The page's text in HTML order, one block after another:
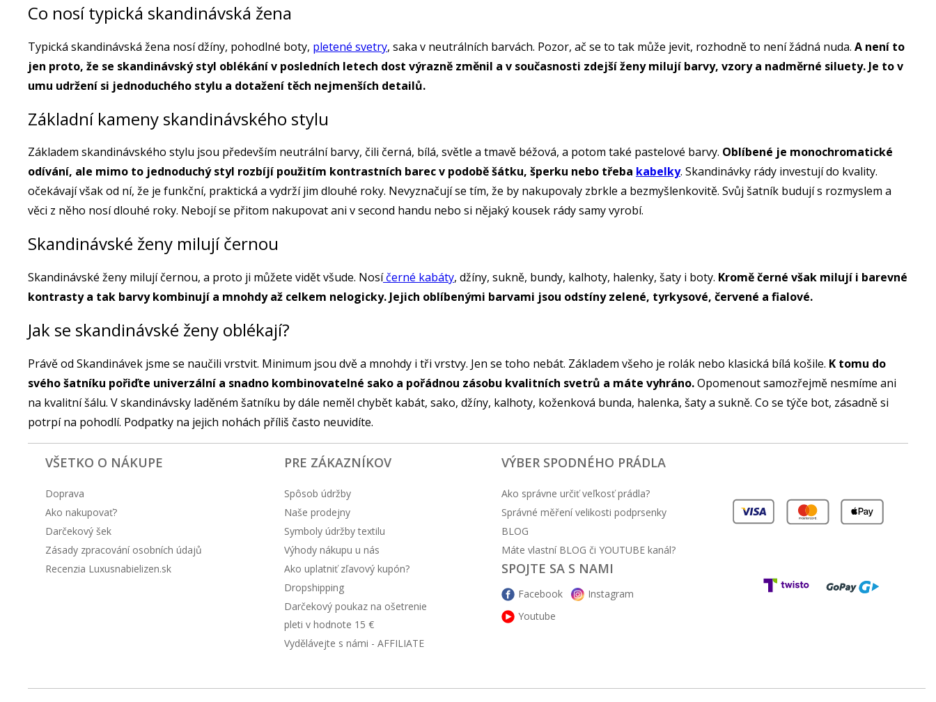
Co nosí typická skandinávská žena
Typická skandinávská žena nosí džíny, pohodlné boty, pletené svetry, saka v neutrálních barvách. Pozor, ač se to tak může jevit, rozhodně to není žádná nuda. A není to
jen proto, že se skandinávský styl oblékání v posledních letech dost výrazně změnil a v současnosti zdejší ženy milují barvy, vzory a nadměrné siluety. Je to v
umu udržení si jednoduchého stylu a dotažení těch nejmenších detailů.
Základní kameny skandinávského stylu
Základem skandinávského stylu jsou především neutrální barvy, čili černá, bílá, světle a tmavě béžová, a potom také pastelové barvy. Oblíbené je monochromatické
odívání, ale mimo to jednoduchý styl rozbíjí použitím kontrastních barec v podobě šátku, šperku nebo třeba kabelky. Skandinávky rády investují do kvality.
očekávají však od ní, že je funkční, praktická a vydrží jim dlouhé roky. Nevyznačují se tím, že by nakupovaly zbrkle a bezmyšlenkovitě. Svůj šatník budují s rozmyslem a
věci z něho nosí dlouhé roky. Nebojí se přitom nakupovat ani v second handu nebo si nějaký kousek rády samy vyrobí.
Skandinávské ženy milují černou
Skandinávské ženy milují černou, a proto ji můžete vidět všude. Nosíčerné kabáty, džíny, sukně, bundy, kalhoty, halenky, šaty i boty. Kromě černé však milují i barevné
kontrasty a tak barvy kombinují a mnohdy až celkem nelogicky. Jejich oblíbenými barvami jsou odstíny zelené, tyrkysové, červené a fialové.
Jak se skandinávské ženy oblékají?
Právě od Skandinávek jsme se naučili vrstvit. Minimum jsou dvě a mnohdy i tři vrstvy. Jen se toho nebát. Základem všeho je rolák nebo klasická bílá košile. K tomu do
svého šatníku pořiďte univerzální a snadno kombinovatelné sako a pořádnou zásobu kvalitních svetrů a máte vyhráno.Opomenout samozřejmě nesmíme ani
na kvalitní šálu. V skandinávsky laděném šatníku by dále neměl chybět kabát, sako, džíny, kalhoty, koženková bunda, halenka, šaty a sukně. Co se týče bot, zásadně si
potrpí na pohodlí. Podpatky na jejich nohách příliš často neuvidíte.
VŠETKO O NÁKUPE
Doprava
Ako nakupovať?
Darčekový šek
Zásady zpracování osobních údajů
Recenzia Luxusnabielizen.sk
PRE ZÁKAZNÍKOV
Spôsob údržby
Naše prodejny
Symboly údržby textilu
Výhody nákupu u nás
Ako uplatniť zľavový kupón?
Dropshipping
Darčekový poukaz na ošetrenie
pleti v hodnote 15 €
Vydělávejte s námi - AFFILIATE
VÝBER SPODNÉHO PRÁDLA
Ako správne určiť veľkosť prádla?
Správné měření velikosti podprsenky
BLOG
Máte vlastní BLOG či YOUTUBE kanál?
SPOJTE SA S NAMI
Facebook
Instagram
Youtube